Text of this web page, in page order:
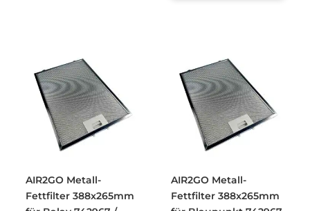
AIR2GO Metall-
Fettfilter 388x265mm
AIR2GO Metall-
Fettfilter 388x265mm